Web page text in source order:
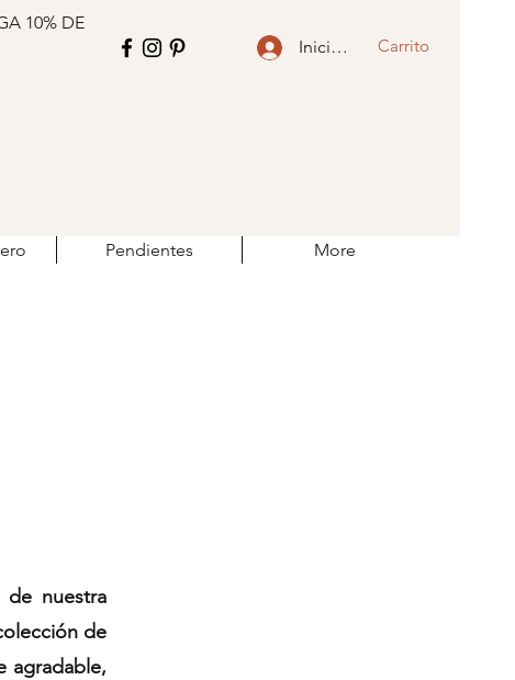
Iniciar sesiónCarrito
10% DE
Pendientes More
de nuestra
de
agradable,